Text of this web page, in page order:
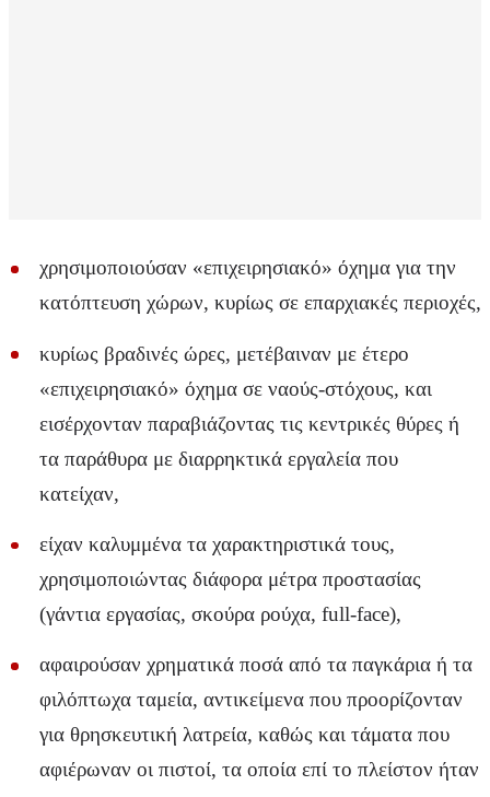
χρησιμοποιούσαν «επιχειρησιακό» όχημα για την
κατόπτευση χώρων, κυρίως σε επαρχιακές περιοχές,
κυρίως βραδινές ώρες, μετέβαιναν με έτερο
«επιχειρησιακό» όχημα σε ναούς-στόχους, και
εισέρχονταν παραβιάζοντας τις κεντρικές θύρες ή
τα παράθυρα με διαρρηκτικά εργαλεία που
κατείχαν,
είχαν καλυμμένα τα χαρακτηριστικά τους,
χρησιμοποιώντας διάφορα μέτρα προστασίας
(γάντια εργασίας, σκούρα ρούχα, full-face),
αφαιρούσαν χρηματικά ποσά από τα παγκάρια ή τα
φιλόπτωχα ταμεία, αντικείμενα που προορίζονταν
για θρησκευτική λατρεία, καθώς και τάματα που
αφιέρωναν οι πιστοί, τα οποία επί το πλείστον ήταν